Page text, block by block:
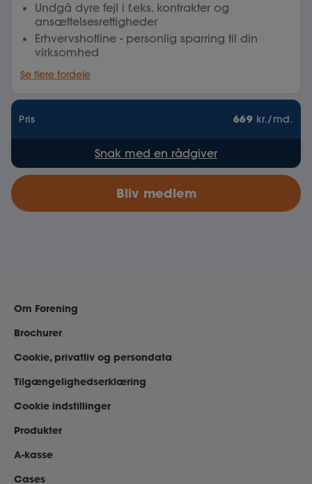
Undgå dyre fejl i f.eks. kontrakter og
ansættelsesrettigheder
Erhvervshotline - personlig sparring til din
virksomhed
Se flere fordele
Pris 669 kr./md.
Snak med en rådgiver
Bliv medlem
Om Forening
Brochurer
Cookie, privatliv og persondata
Tilgængelighedserklæring
Cookie indstillinger
Produkter
A-kasse
Cases